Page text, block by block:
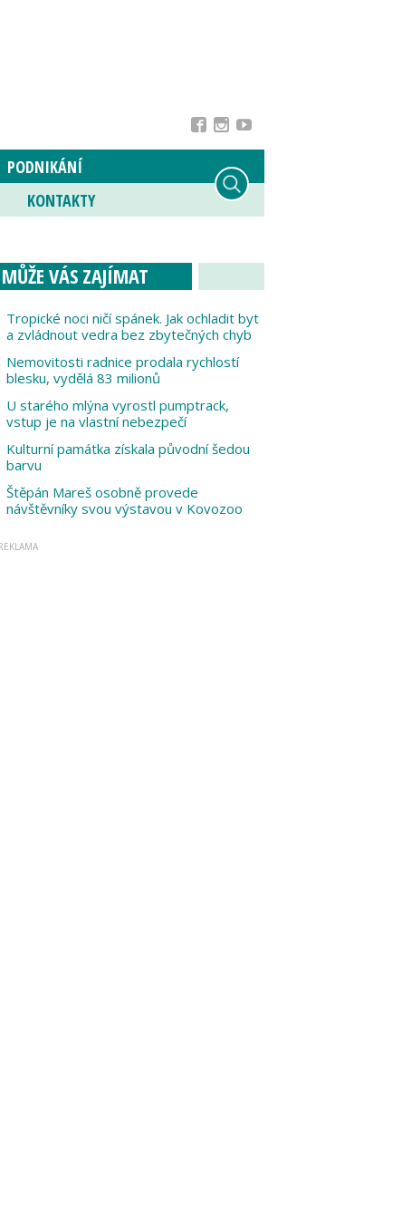
PODNIKÁNÍ
KONTAKTY
MŮŽE VÁS ZAJÍMAT
Tropické noci ničí spánek. Jak ochladit byt
a zvládnout vedra bez zbytečných chyb
Nemovitosti radnice prodala rychlostí
blesku, vydělá 83 milionů
U starého mlýna vyrostl pumptrack,
vstup je na vlastní nebezpečí
Kulturní památka získala původní šedou
barvu
Štěpán Mareš osobně provede
návštěvníky svou výstavou v Kovozoo